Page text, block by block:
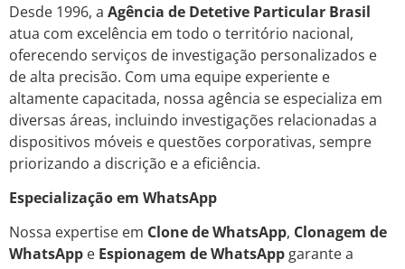
Desde 1996, a Agência de Detetive Particular Brasil
atua com excelência em todo o território nacional,
oferecendo serviços de investigação personalizados e
de alta precisão. Com uma equipe experiente e
altamente capacitada, nossa agência se especializa em
diversas áreas, incluindo investigações relacionadas a
dispositivos móveis e questões corporativas, sempre
priorizando a discrição e a eficiência.
Especialização em WhatsApp
Nossa expertise em Clone de WhatsApp, Clonagem de
WhatsApp e Espionagem de WhatsAppgarante a